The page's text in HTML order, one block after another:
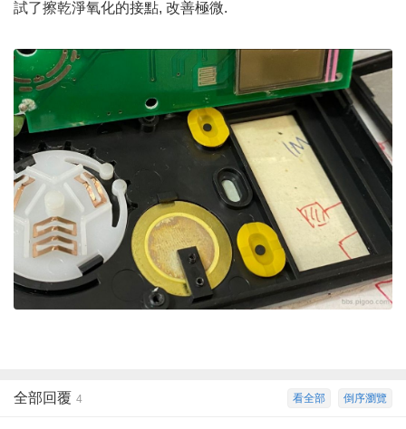
試了擦乾淨氧化的接點, 改善極微.
倒序瀏覽
看全部
全部回覆 4